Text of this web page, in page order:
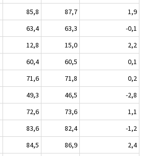
85,8 87,7
1,9
63,4 63,3
-0,1
12,8 15,0
2,2
60,4 60,5
0,1
71,6 71,8
0,2
49,3 46,5
-2,8
72,6 73,6
1,1
83,6 82,4
-1,2
84,5 86,9
2,4